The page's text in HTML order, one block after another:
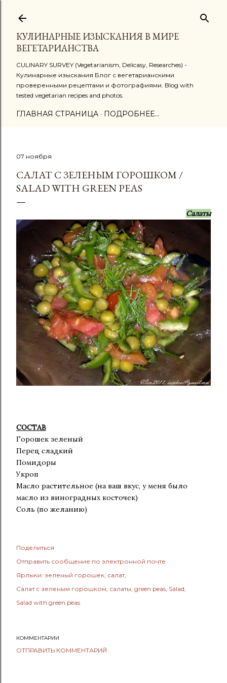
КУЛИНАРНЫЕ ИЗЫСКАНИЯ В МИРЕ
ВЕГЕТАРИАНСТВА
CULINARY SURVEY (Vegetarianism, Delicasy, Researches) -
Кулинарные изыскания Блог с вегетарианскими
проверенными рецептами и фотографиями. Blog with
tested vegetarian recipes and photos.
ГЛАВНАЯ СТРАНИЦА ПОДРОБНЕЕ…
07 ноября
САЛАТ С ЗЕЛЕНЫМ ГОРОШКОМ /
SALAD WITH GREEN PEAS
Салаты
СОСТАВ
Горошек зеленый
Перец сладкий
Помидоры
Укроп
Масло растительное (на ваш вкус, у меня было
масло из виноградных косточек)
Соль (по желанию)
Поделиться
Отправить сообщение по электронной почте
Ярлыки: зеленый горошек салат
Салат с зеленым горошком салаты green peas Salad
Salad with green peas
КОММЕНТАРИИ
ОТПРАВИТЬ КОММЕНТАРИЙ